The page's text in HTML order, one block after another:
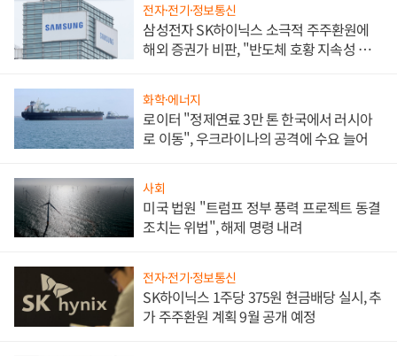
전자·전기·정보통신
삼성전자 SK하이닉스 소극적 주주환원에
해외 증권가 비판, "반도체 호황 지속성 의
화학·에너지
로이터 "정제연료 3만 톤 한국에서 러시아
로 이동", 우크라이나의 공격에 수요 늘어
사회
미국 법원 "트럼프 정부 풍력 프로젝트 동결
조치는 위법", 해제 명령 내려
전자·전기·정보통신
SK하이닉스 1주당 375원 현금배당 실시, 추
가 주주환원 계획 9월 공개 예정